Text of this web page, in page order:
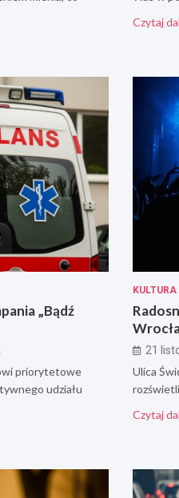
Czytaj
„Bądź
priorytetowe
udziału
KULTURA
21
Ulica
Czytaj